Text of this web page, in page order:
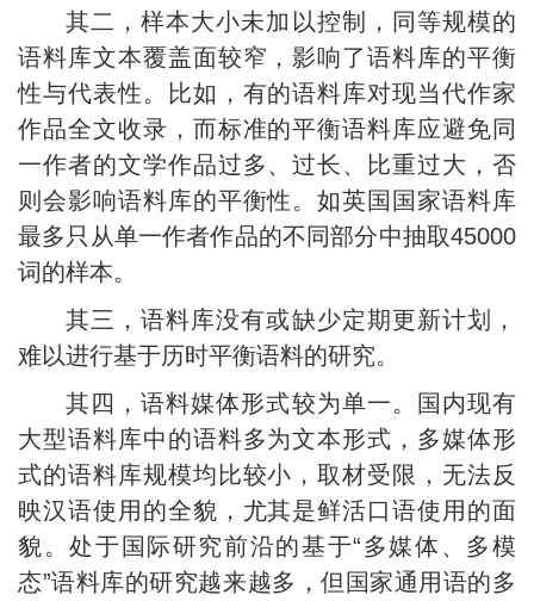
其二，样本大小未加以控制，同等规模的
语料库文本覆盖面较窄，影响了语料库的平衡
性与代表性。比如，有的语料库对现当代作家
作品全文收录，而标准的平衡语料库应避免同
一作者的文学作品过多、过长、比重过大，否
则会影响语料库的平衡性。如英国国家语料库
最多只从单一作者作品的不同部分中抽取45000
词的样本。
其三，语料库没有或缺少定期更新计划，
难以进行基于历时平衡语料的研究。
其四，语料媒体形式较为单一。国内现有
大型语料库中的语料多为文本形式，多媒体形
式的语料库规模均比较小，取材受限，无法反
映汉语使用的全貌，尤其是鲜活口语使用的面
貌。处于国际研究前沿的基于“多媒体、多模
态”语料库的研究越来越多，但国家通用语的多